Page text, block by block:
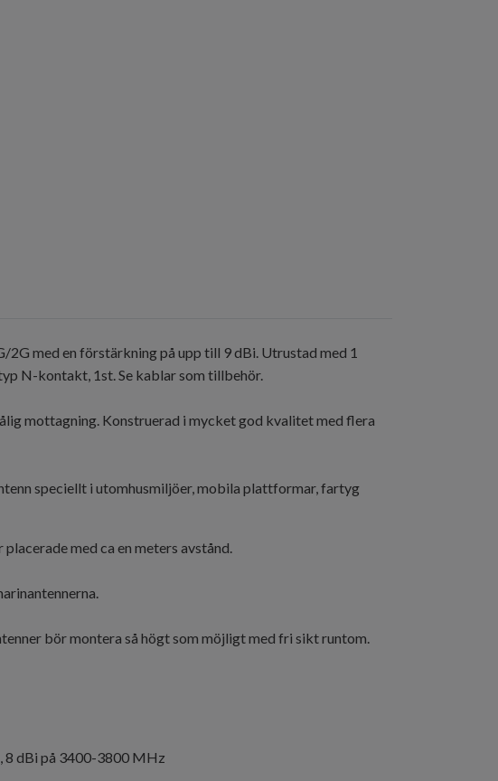
2G med en förstärkning på upp till 9 dBi. Utrustad med 1
N-kontakt, 1st. Se kablar som tillbehör.
mottagning. Konstruerad i mycket god kvalitet med flera
speciellt i utomhusmiljöer, mobila plattformar, fartyg
med ca en meters avstånd.
bör montera så högt som möjligt med fri sikt runtom.
8 dBi på 3400-3800 MHz